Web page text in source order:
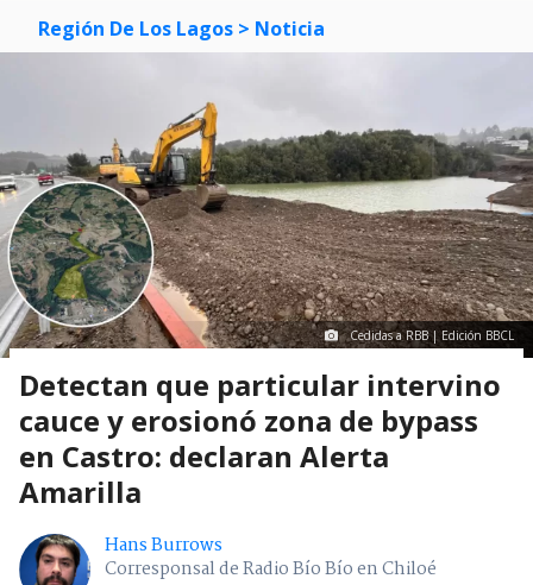
Región De Los Lagos > Noticia
Cedidas a RBB | Edición BBCL
Detectan que particular intervino
cauce y erosionó zona de bypass
en Castro: declaran Alerta
Amarilla
Hans Burrows
Corresponsal de Radio Bío Bío en Chiloé